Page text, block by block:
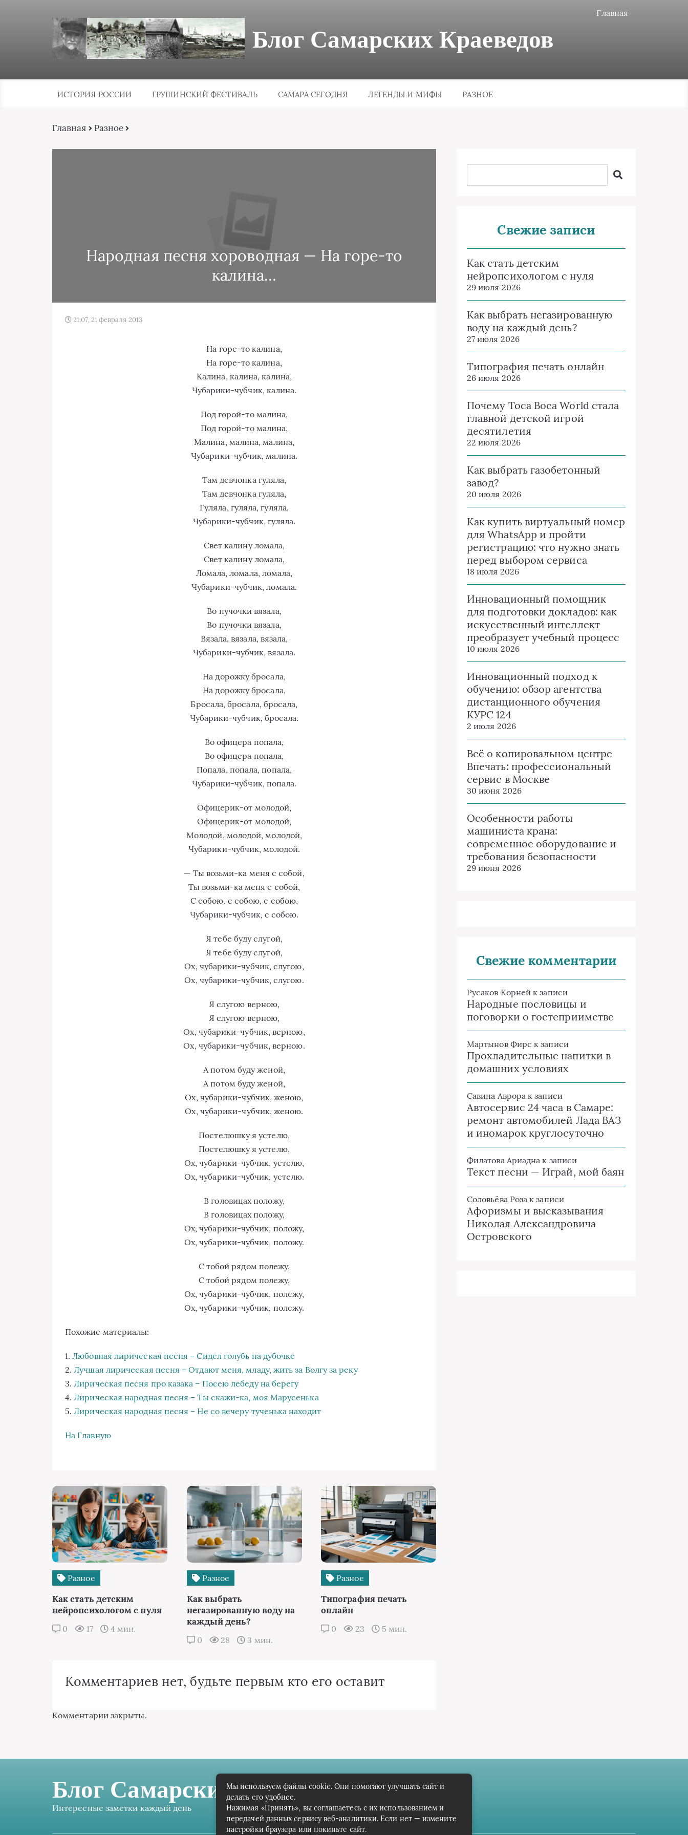
Главная
Блог Самарских Краеведов
ИСТОРИЯ РОССИИ ГРУШИНСКИЙ ФЕСТИВАЛЬ САМАРА СЕГОДНЯ ЛЕГЕНДЫ И МИФЫ РАЗНОЕ
Главная Разное
Народная песня хороводная — На горе-то
калина…
21:07, 21 февраля 2013
На горе-то калина,
На горе-то калина,
Калина, калина, калина,
Чубарики-чубчик, калина.
Под горой-то малина,
Под горой-то малина,
Малина, малина, малина,
Чубарики-чубчик, малина.
Там девчонка гуляла,
Там девчонка гуляла,
Гуляла, гуляла, гуляла,
Чубарики-чубчик, гуляла.
Свет калину ломала,
Свет калину ломала,
Ломала, ломала, ломала,
Чубарики-чубчик, ломала.
Во пучочки вязала,
Во пучочки вязала,
Вязала, вязала, вязала,
Чубарики-чубчик, вязала.
На дорожку бросала,
На дорожку бросала,
Бросала, бросала, бросала,
Чубарики-чубчик, бросала.
Во офицера попала,
Во офицера попала,
Попала, попала, попала,
Чубарики-чубчик, попала.
Офицерик-от молодой,
Офицерик-от молодой,
Молодой, молодой, молодой,
Чубарики-чубчик, молодой.
— Ты возьми-ка меня с собой,
Ты возьми-ка меня с собой,
С собою, с собою, с собою,
Чубарики-чубчик, с собою.
Я тебе буду слугой,
Я тебе буду слугой,
Ох, чубарики-чубчик, слугою,
Ох, чубарики-чубчик, слугою.
Я слугою верною,
Я слугою верною,
Ох, чубарики-чубчик, верною,
Ох, чубарики-чубчик, верною.
А потом буду женой,
А потом буду женой,
Ох, чубарики-чубчик, женою,
Ох, чубарики-чубчик, женою.
Постелюшку я устелю,
Постелюшку я устелю,
Ох, чубарики-чубчик, устелю,
Ох, чубарики-чубчик, устелю.
В головицах положу,
В головицах положу,
Ох, чубарики-чубчик, положу,
Ох, чубарики-чубчик, положу.
С тобой рядом полежу,
С тобой рядом полежу,
Ох, чубарики-чубчик, полежу,
Ох, чубарики-чубчик, полежу.
Похожие материалы:
1.Любовная лирическая песня – Сидел голубь на дубочке
2.Лучшая лирическая песня – Отдают меня, младу, жить за Волгу за реку
3.Лирическая песня про казака – Посею лебеду на берегу
4.Лирическая народная песня – Ты скажи-ка, моя Марусенька
5.Лирическая народная песня – Не со вечеру тученька находит
На Главную
Разное
Как стать детским
нейропсихологом с нуля
0 17 4 мин.
Разное
Как выбрать
негазированную воду на
каждый день?
0 28 3 мин.
Разное
Типография печать
онлайн
0 23 5 мин.
Комментариев нет, будьте первым кто его оставит
Комментарии закрыты.
Свежие записи
Как стать детским
нейропсихологом с нуля
29 июля 2026
Как выбрать негазированную
воду на каждый день?
27 июля 2026
Типография печать онлайн
26 июля 2026
Почему Toca Boca World стала
главной детской игрой
десятилетия
22 июля 2026
Как выбрать газобетонный
завод?
20 июля 2026
Как купить виртуальный номер
для WhatsApp и пройти
регистрацию: что нужно знать
перед выбором сервиса
18 июля 2026
Инновационный помощник
для подготовки докладов: как
искусственный интеллект
преобразует учебный процесс
10 июля 2026
Инновационный подход к
обучению: обзор агентства
дистанционного обучения
КУРС 124
2 июля 2026
Всё о копировальном центре
Впечать: профессиональный
сервис в Москве
30 июня 2026
Особенности работы
машиниста крана:
современное оборудование и
требования безопасности
29 июня 2026
Свежие комментарии
Русаков Корней к записи
Народные пословицы и
поговорки о гостеприимстве
Мартынов Фирс к записи
Прохладительные напитки в
домашних условиях
Савина Аврора к записи
Автосервис 24 часа в Самаре:
ремонт автомобилей Лада ВАЗ
и иномарок круглосуточно
Филатова Ариадна к записи
Текст песни — Играй, мой баян
Соловьёва Роза к записи
Афоризмы и высказывания
Николая Александровича
Островского
Блог Самарских Краеведов
Интересные заметки каждый день
Мы используем файлы cookie. Они помогают улучшать сайт и
делать его удобнее.
Нажимая «Принять», вы соглашаетесь с их использованием и
передачей данных сервису веб-аналитики. Если нет — измените
настройки браузера или покиньте сайт.